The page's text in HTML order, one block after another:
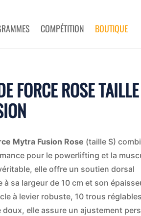
COMPÉTITION BOUTIQUE
FORCE ROSE
Mytra Fusion Rose (taille S)
pour le powerlifting et la
elle offre un soutien dorsal
sa largeur de 10 cm et son
à levier robuste, 10 trous
elle assure un ajustement